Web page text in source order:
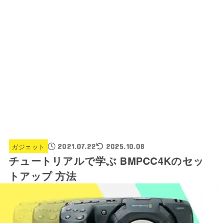
ガジェット 2021.07.22 2025.10.08
チュートリアルで学ぶ BMPCC4Kのセッ
トアップ 方法